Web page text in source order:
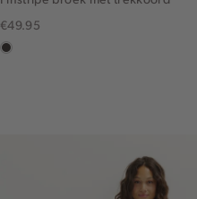
€49.95
choco